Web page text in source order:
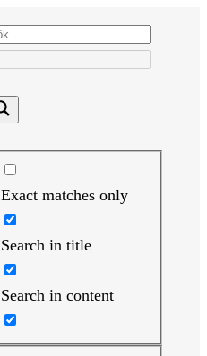
Exact matches only
Search in title
Search in content